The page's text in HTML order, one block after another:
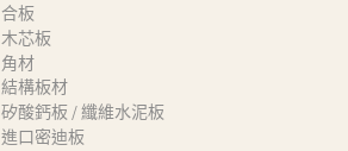
合板
木芯板
角材
結構板材
矽酸鈣板 / 纖維水泥板
進口密迪板